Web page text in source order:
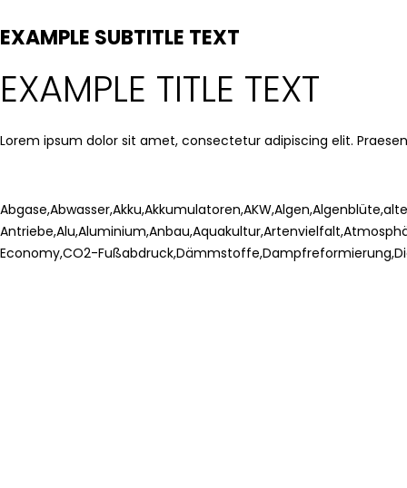
EXAMPLE SUBTITLE TEXT
EXAMPLE TITLE TEXT
Lorem ipsum dolor sit amet, consectetur adipiscing elit.
Abgase,Abwasser,Akku,Akkumulatoren,AKW,Algen,Algenblüte,
Antriebe,Alu,Aluminium,Anbau,Aquakultur,Artenvielfalt,
Economy,CO2-Fußabdruck,Dämmstoffe,Dampfreformierung,